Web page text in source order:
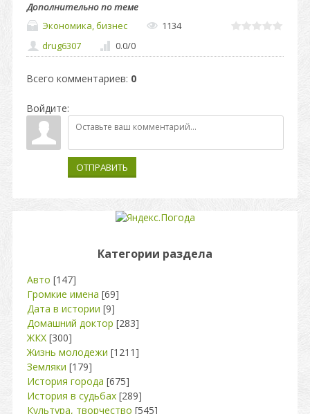
Дополнительно по теме
Экономика, бизнес
1134
drug6307
0.0/0
Всего комментариев: 0
Войдите:
ОТПРАВИТЬ
Категории раздела
Авто [147]
Громкие имена [69]
Дата в истории [9]
Домашний доктор [283]
ЖКХ [300]
Жизнь молодежи [1211]
Земляки [179]
История города [675]
История в судьбах [289]
Культура, творчество [545]